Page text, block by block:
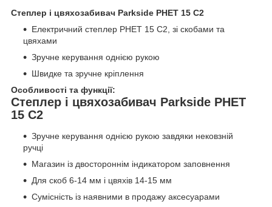
Степлер і цвяхозабивач Parkside PHET 15 C2
Електричний степлер PHET 15 C2, зі скобами та
цвяхами
Зручне керування однією рукою
Швидке та зручне кріплення
Особливості та функції:
Степлер і цвяхозабивач Parkside PHET
15 C2
Зручне керування однією рукою завдяки нековзній
ручці
Магазин із двостороннім індикатором заповнення
Для скоб 6-14 мм і цвяхів 14-15 мм
Сумісність із наявними в продажу аксесуарами